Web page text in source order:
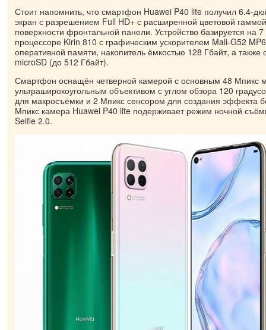
Стоит напомнить, что смартфон Huawei P40 lite получил 6.4-
экран с разрешением Full HD+ с расширенной цветовой
поверхности фронтальной панели. Устройство базируется на
процессоре Kirin 810 с графическим ускорителем Mali-G52
оперативной памяти, накопитель ёмкостью 128 Гбайт, а также
microSD (до 512 Гбайт).
Смартфон оснащён четверной камерой с основным 48 Мпикс
ультраширокоугольным объективом с углом обзора 120
для макросъёмки и 2 Мпикс сенсором для создания эффекта
Мпикс камера Huawei P40 lite подерживает режим ночной
Selfie 2.0.